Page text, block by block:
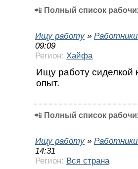
📲 Полный список
Ищу работу »
09:09
Регион: Хайфа
Ищу работу сиделкой
опыт.
📲 Полный список
Ищу работу »
14:31
Регион: Вся страна